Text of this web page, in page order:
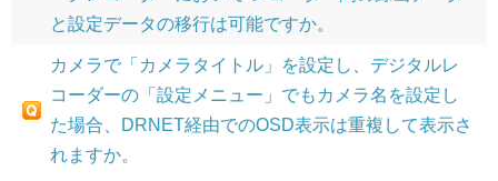
と設定データの移行は可能ですか。
カメラで「カメラタイトル」を設定し、デジタルレ
コーダーの「設定メニュー」でもカメラ名を設定し
た場合、DRNET経由でのOSD表示は重複して表示さ
れますか。